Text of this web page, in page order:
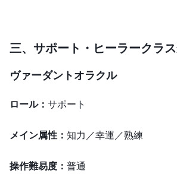
三、サポート・ヒーラークラス
ヴァーダントオラクル
ロール： サポート
メイン属性： 知力／幸運／熟練
操作難易度： 普通